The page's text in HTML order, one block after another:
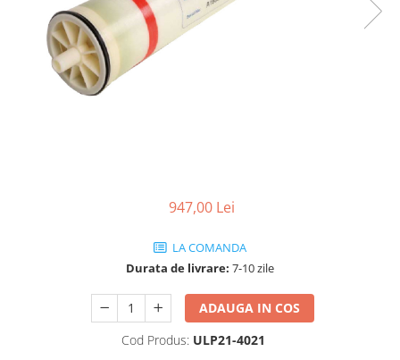
Lampi UV de schimb
Rezervoare
Medii de filtrare
Pompe de presiune
Conectori statie
947,00 Lei
LA COMANDA
Durata de livrare: 7-10 zile
ADAUGA IN COS
Cod Produs: ULP21-4021